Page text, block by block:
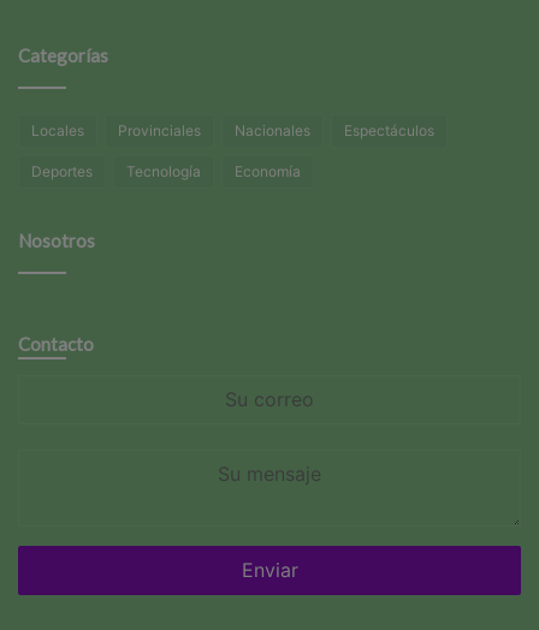
Categorías
Locales Provinciales Nacionales Espectáculos
Deportes Tecnología Economía
Nosotros
Contacto